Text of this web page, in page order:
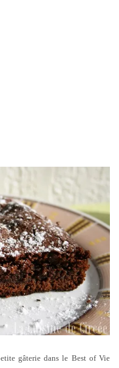
gâterie dans le Best of Vie